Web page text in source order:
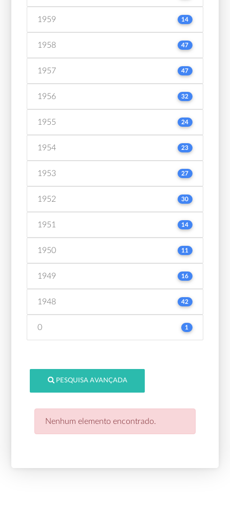
1959 14
1958 47
1957 47
1956 32
1955 24
1954 23
1953 27
1952 30
1951 14
1950 11
1949 16
1948 42
0 1
PESQUISA AVANÇADA
Nenhum elemento encontrado.